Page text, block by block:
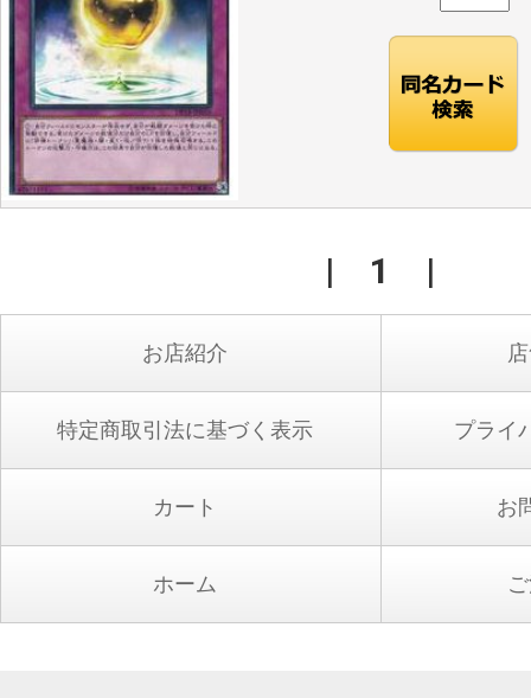
| 1 |
お店紹介
特定商取引法に基づく表示 プライ
カート お
ホーム